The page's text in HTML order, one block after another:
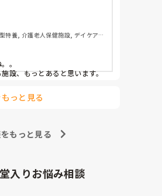
大事な人材だからって言っ
担かかるから辞めないで
れた。
るしね。
た。
特養, 介護老人保健施設, デイケア・
。
設、もっとあると思います。
っと見る
もっと見る
入りお悩み相談